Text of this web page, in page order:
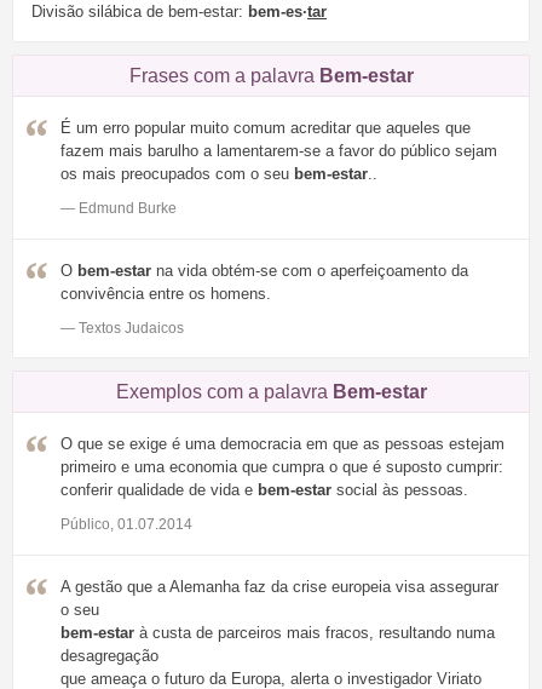
Divisão silábica de bem-estar: bem-es·tar
Frases com a palavra Bem-estar
É um erro popular muito comum acreditar que aqueles que
fazem mais barulho a lamentarem-se a favor do público sejam
os mais preocupados com o seu bem-estar
— Edmund Burke
O bem-estar na vida obtém-se com o aperfeiçoamento da
convivência entre os homens.
— Textos Judaicos
Exemplos com a palavra Bem-estar
O que se exige é uma democracia em que as pessoas estejam
primeiro e uma economia que cumpra o que é suposto cumprir:
conferir qualidade de vida e bem-estar social às pessoas.
Público, 01.07.2014
A gestão que a Alemanha faz da crise europeia visa assegurar
o seu
bem-estar à custa de parceiros mais fracos, resultando numa
desagregação
que ameaça o futuro da Europa, alerta o investigador Viriato